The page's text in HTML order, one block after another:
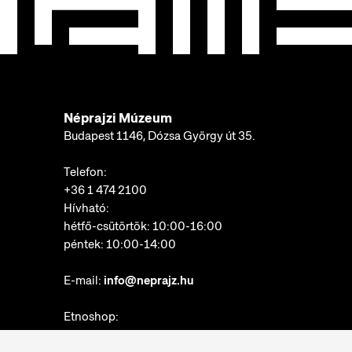
Néprajzi Múzeum
Budapest 1146, Dózsa György út 35.
Telefon:
+36 1 474 2100
Hívható:
hétfő-csütörtök: 10:00-16:00
péntek: 10:00-14:00
E-mail: info@neprajz.hu
Etnoshop:
+36 1 474 2150